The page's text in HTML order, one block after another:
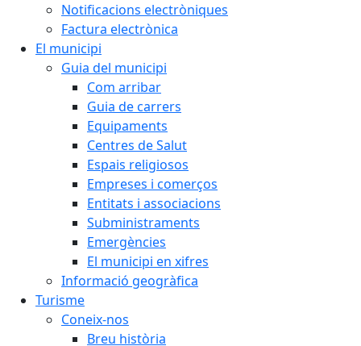
Notificacions electròniques
Factura electrònica
El municipi
Guia del municipi
Com arribar
Guia de carrers
Equipaments
Centres de Salut
Espais religiosos
Empreses i comerços
Entitats i associacions
Subministraments
Emergències
El municipi en xifres
Informació geogràfica
Turisme
Coneix-nos
Breu història